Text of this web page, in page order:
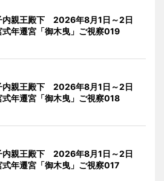
内親王殿下 2026年8月1日～2日
式年遷宮「御木曳」ご視察019
内親王殿下 2026年8月1日～2日
式年遷宮「御木曳」ご視察018
内親王殿下 2026年8月1日～2日
式年遷宮「御木曳」ご視察017